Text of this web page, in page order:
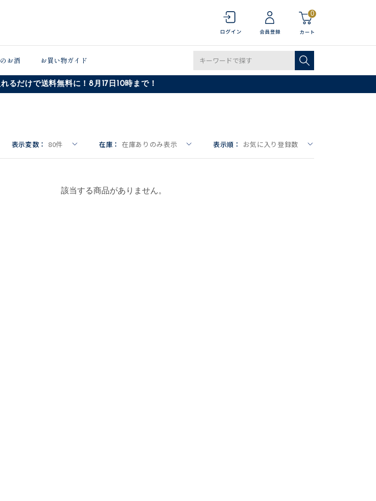
0
お酒 お買い物ガイド
るだけで送料無料に！8月17日10時まで！
表示変数： 80件 在庫： 在庫ありのみ表示 表示順： お気に入り登録数
該当する商品がありません。